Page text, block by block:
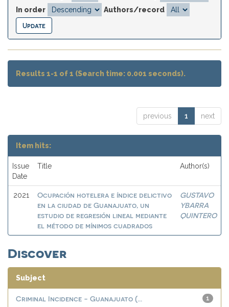
In order
Authors/record
Results 1-1 of 1 (Search time: 0.001 seconds).
previous 1 next
Item hits:
Issue
Date
Title Author(s)
2021
Ocupación hotelera e índice delictivo
en la ciudad de Guanajuato, un
estudio de regresión lineal mediante
el método de mínimos cuadrados
GUSTAVO
YBARRA
QUINTERO
Discover
Subject
1
Criminal Incidence - Guanajuato (...